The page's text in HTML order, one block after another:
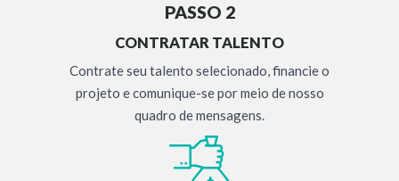
PASSO 2
CONTRATAR TALENTO
Contrate seu talento selecionado, financie o
projeto e comunique-se por meio de nosso
quadro de mensagens.